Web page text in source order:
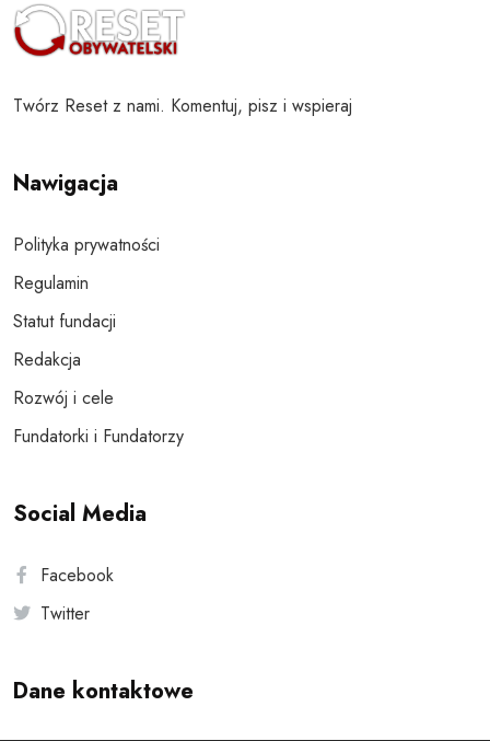
Twórz Reset z nami. Komentuj, pisz i wspieraj
Nawigacja
Polityka prywatności
Regulamin
Statut fundacji
Redakcja
Rozwój i cele
Fundatorki i Fundatorzy
Social Media
Facebook
Twitter
Dane kontaktowe